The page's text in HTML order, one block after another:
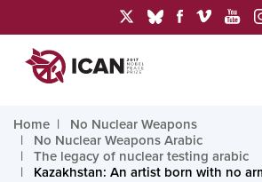
Home
No Nuclear Weapons
No Nuclear Weapons Arabic
The legacy of nuclear testing arabic
Kazakhstan: An artist born with no